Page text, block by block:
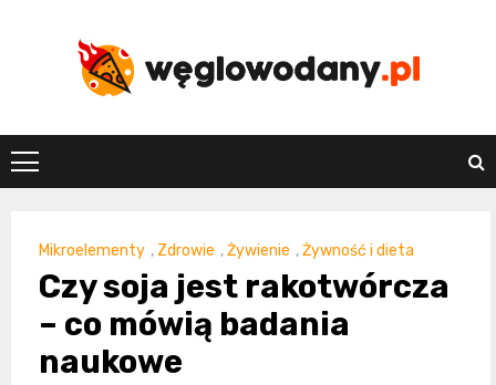
Mikroelementy , Zdrowie ,Żywienie ,Żywność i dieta
Czy soja jest rakotwórcza
– co mówią badania
naukowe